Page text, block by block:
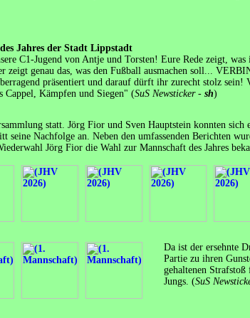
Jahres der Stadt Lippstadt
C1-Jugend von Antje und Torsten! Eure Rede zeigt,
zeigt genau das, was den Fußball ausmachen soll...
präsentiert und darauf dürft ihr zurecht stolz
Kämpfen und Siegen" (SuS Newsticker - sh)
statt. Jörg Fior und Sven Hauptstein konnten
Nachfolge an. Neben den umfassenden Berichten
Jörg Fior die Wahl zur Mannschaft des Jahres
Da ist der ersehnte
Partie zu ihren
gehaltenen
Jungs. (SuS